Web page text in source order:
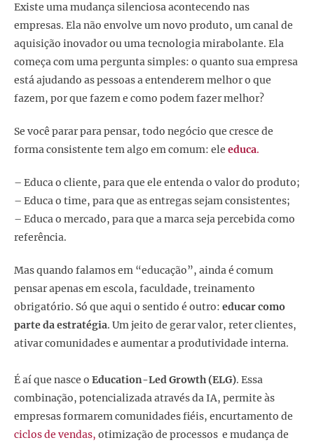
Existe uma mudança silenciosa acontecendo nas
empresas. Ela não envolve um novo produto, um canal de
aquisição inovador ou uma tecnologia mirabolante. Ela
começa com uma pergunta simples: o quanto sua empresa
está ajudando as pessoas a entenderem melhor o que
fazem, por que fazem e como podem fazer melhor?
Se você parar para pensar, todo negócio que cresce de
forma consistente tem algo em comum: ele educa.
– Educa o cliente, para que ele entenda o valor do produto;
– Educa o time, para que as entregas sejam consistentes;
– Educa o mercado, para que a marca seja percebida como
referência.
Mas quando falamos em “educação”, ainda é comum
pensar apenas em escola, faculdade, treinamento
obrigatório. Só que aqui o sentido é outro: educar como
parte da estratégia. Um jeito de gerar valor, reter clientes,
ativar comunidades e aumentar a produtividade interna.
É aí que nasce o Education-Led Growth (ELG). Essa
combinação, potencializada através da IA, permite às
empresas formarem comunidades fiéis, encurtamento de
ciclos de vendas, otimização de processos e mudança de